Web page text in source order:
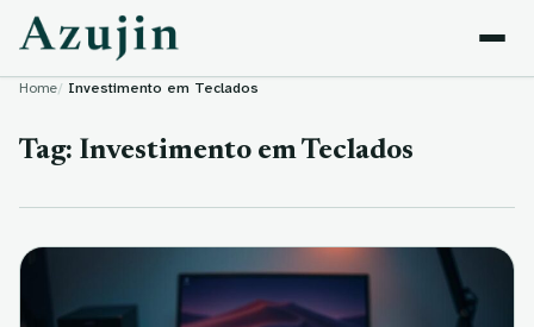
Skip to content
Home Investimento em Teclados
Tag: Investimento em Teclados